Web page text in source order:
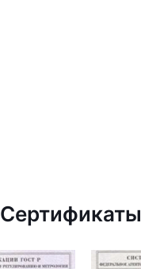
Сертификаты